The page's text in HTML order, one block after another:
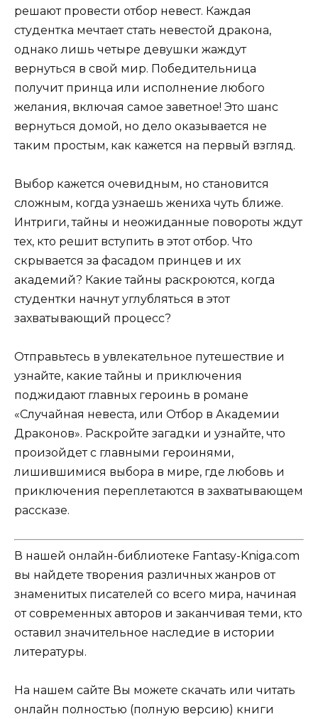
решают провести отбор невест. Каждая
студентка мечтает стать невестой дракона,
однако лишь четыре девушки жаждут
вернуться в свой мир. Победительница
получит принца или исполнение любого
желания, включая самое заветное! Это шанс
вернуться домой, но дело оказывается не
таким простым, как кажется на первый взгляд.
Выбор кажется очевидным, но становится
сложным, когда узнаешь жениха чуть ближе.
Интриги, тайны и неожиданные повороты ждут
тех, кто решит вступить в этот отбор. Что
скрывается за фасадом принцев и их
академий? Какие тайны раскроются, когда
студентки начнут углубляться в этот
захватывающий процесс?
Отправьтесь в увлекательное путешествие и
узнайте, какие тайны и приключения
поджидают главных героинь в романе
«Случайная невеста, или Отбор в Академии
Драконов». Раскройте загадки и узнайте, что
произойдет с главными героинями,
лишившимися выбора в мире, где любовь и
приключения переплетаются в захватывающем
рассказе.
В нашей онлайн-библиотеке Fantasy-Kniga.com
вы найдете творения различных жанров от
знаменитых писателей со всего мира, начиная
от современных авторов и заканчивая теми, кто
оставил значительное наследие в истории
литературы.
На нашем сайте Вы можете скачать или читать
онлайн полностью (полную версию) книги